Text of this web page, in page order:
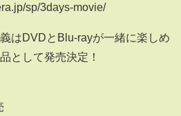
sp/3days-movie/
はDVDとBlu-rayが一緒に楽しめ
として発売決定！